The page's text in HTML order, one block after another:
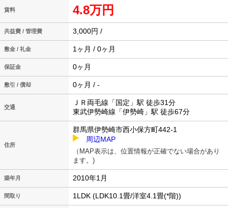
賃料 4.8万円
共益費 / 管理費 3,000円 /
敷金 / 礼金 1ヶ月 / 0ヶ月
保証金 0ヶ月
敷引 / 償却 0ヶ月 / -
交通
ＪＲ両毛線「国定」駅 徒歩31分
東武伊勢崎線「伊勢崎」駅 徒歩67分
住所
群馬県伊勢崎市西小保方町442-1
周辺MAP
（MAP表示は、位置情報が正確でない場合があり
ます。)
築年月 2010年1月
間取り 1LDK (LDK10.1畳/洋室4.1畳(*階))